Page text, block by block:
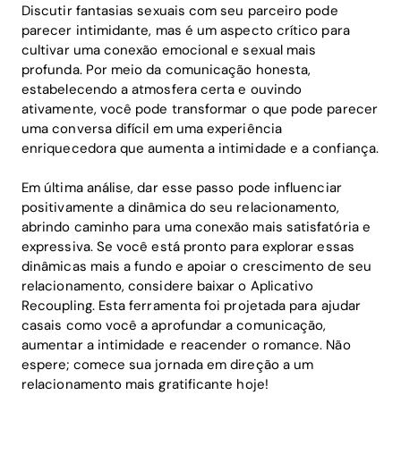
Discutir fantasias sexuais com seu parceiro pode
parecer intimidante, mas é um aspecto crítico para
cultivar uma conexão emocional e sexual mais
profunda. Por meio da comunicação honesta,
estabelecendo a atmosfera certa e ouvindo
ativamente, você pode transformar o que pode parecer
uma conversa difícil em uma experiência
enriquecedora que aumenta a intimidade e a confiança.
Em última análise, dar esse passo pode influenciar
positivamente a dinâmica do seu relacionamento,
abrindo caminho para uma conexão mais satisfatória e
expressiva. Se você está pronto para explorar essas
dinâmicas mais a fundo e apoiar o crescimento de seu
relacionamento, considere baixar o Aplicativo
Recoupling. Esta ferramenta foi projetada para ajudar
casais como você a aprofundar a comunicação,
aumentar a intimidade e reacender o romance. Não
espere; comece sua jornada em direção a um
relacionamento mais gratificante hoje!